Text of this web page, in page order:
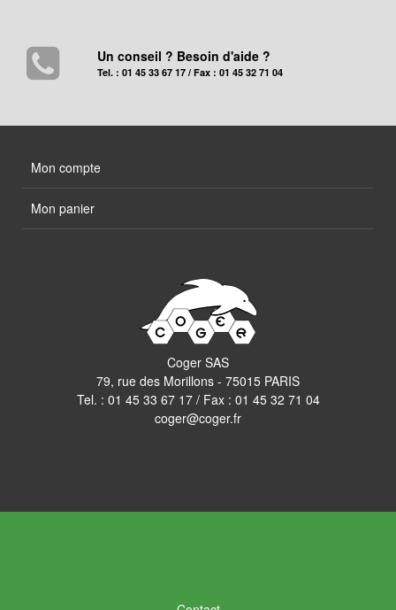
Un conseil ? Besoin d'aide ?
Tel. : 01 45 33 67 17 / Fax : 01 45 32 71 04
Mon compte
Mon panier
Coger SAS
79, rue des Morillons - 75015 PARIS
Tel. : 01 45 33 67 17/ Fax : 01 45 32 71 04
coger@coger.fr